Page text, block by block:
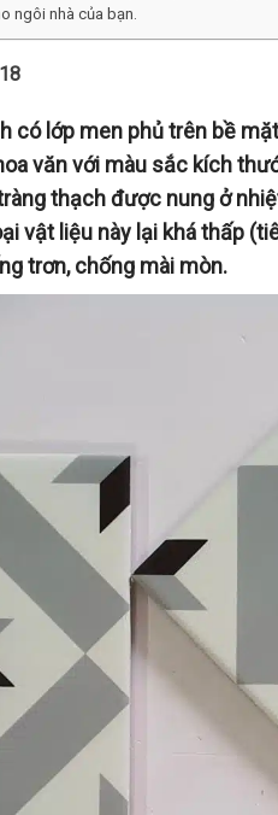
ngôi nhà của bạn.
có lớp men phủ trên bề
văn với màu sắc kích
thạch được nung ở
vật liệu này lại khá thấp
trơn, chống mài mòn.